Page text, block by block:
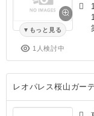
もっと見る
1人検討中
レオパレス桜山ガー